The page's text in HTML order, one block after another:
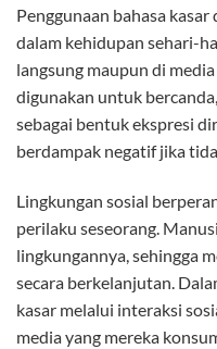
Penggunaan bahasa
dalam kehidupan sehari-
langsung maupun di
digunakan untuk
sebagai bentuk ekspresi
berdampak negatif jika
Lingkungan sosial
perilaku seseorang.
lingkungannya, sehingga
secara berkelanjutan.
kasar melalui interaksi
media yang mereka